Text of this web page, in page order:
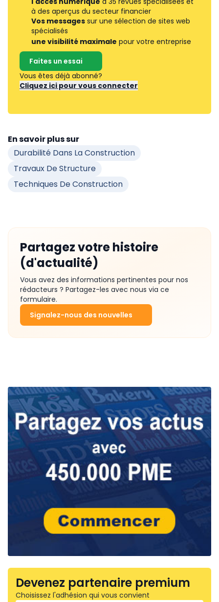
à des aperçus du secteur financier
Vos messages sur une sélection de sites web
spécialisés
une visibilité maximale pour votre entreprise
Faites un essai
Vous êtes déjà abonné?
Cliquez ici pour vous connecter
En savoir plus sur
Durabilité Dans La Construction
Travaux De Structure
Techniques De Construction
Partagez votre histoire
(d'actualité)
Vous avez des informations pertinentes pour nos
rédacteurs ? Partagez-les avec nous via ce
formulaire.
Signalez-nous des nouvelles
Devenez partenaire premium
Choisissez l'adhésion qui vous convient